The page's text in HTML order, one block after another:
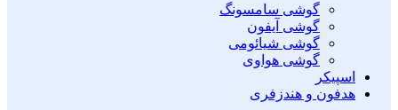
گوشی سامسونگ
گوشی آیفون
گوشی شیائومی
گوشی هواوی
اسپیکر
هدفون و هندزفری